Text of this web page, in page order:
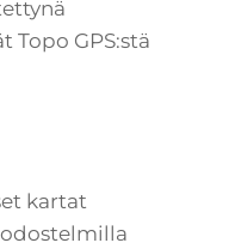
Topo GPS:stä
kartat